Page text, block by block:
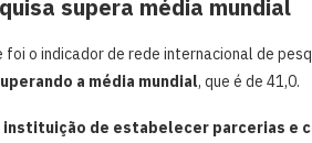
supera média mundial
o indicador de rede internacional de
a média mundial, que é de 41,0.
instituição de estabelecer parcerias e